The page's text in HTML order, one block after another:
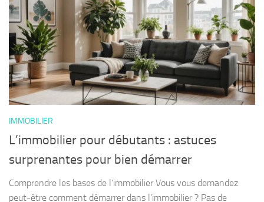
IMMOBILIER
L’immobilier pour débutants : astuces
surprenantes pour bien démarrer
Comprendre les bases de l’immobilier Vous vous demandez
peut-être comment démarrer dans l’immobilier ? Pas de